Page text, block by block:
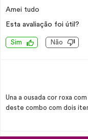
Amei tudo
Esta avaliação foi útil?
Sim Não
Una a ousada cor roxa
deste combo com dois